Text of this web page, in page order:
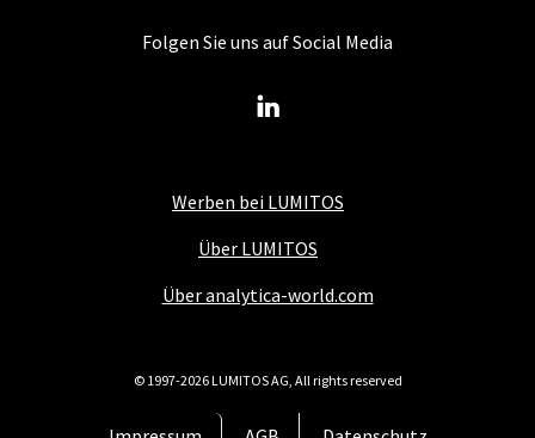
Werben bei LUMITOS
Über LUMITOS
Über analytica-world.com
Folgen Sie uns auf Social Media
© 1997-2026 LUMITOS AG, All rights reserved